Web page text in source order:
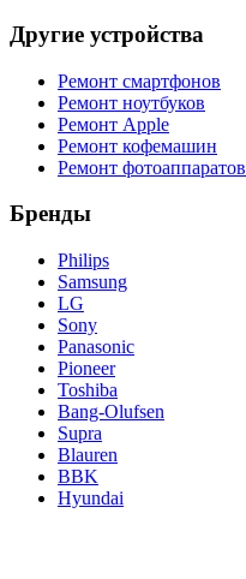
Другие устройства
Ремонт смартфонов
Ремонт ноутбуков
Ремонт Apple
Ремонт кофемашин
Ремонт фотоаппаратов
Бренды
Philips
Samsung
LG
Sony
Panasonic
Pioneer
Toshiba
Bang-Olufsen
Supra
Blauren
BBK
Hyundai